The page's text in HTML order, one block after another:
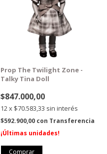
Prop The Twilight Zone -
Talky Tina Doll
$847.000,00
12x $70.583,33 sin interés
$592.900,00 con Transferencia
¡Últimas unidades!